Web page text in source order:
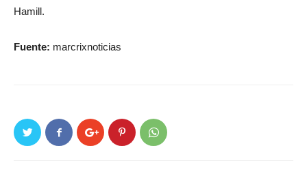
Hamill.
Fuente: marcrixnoticias